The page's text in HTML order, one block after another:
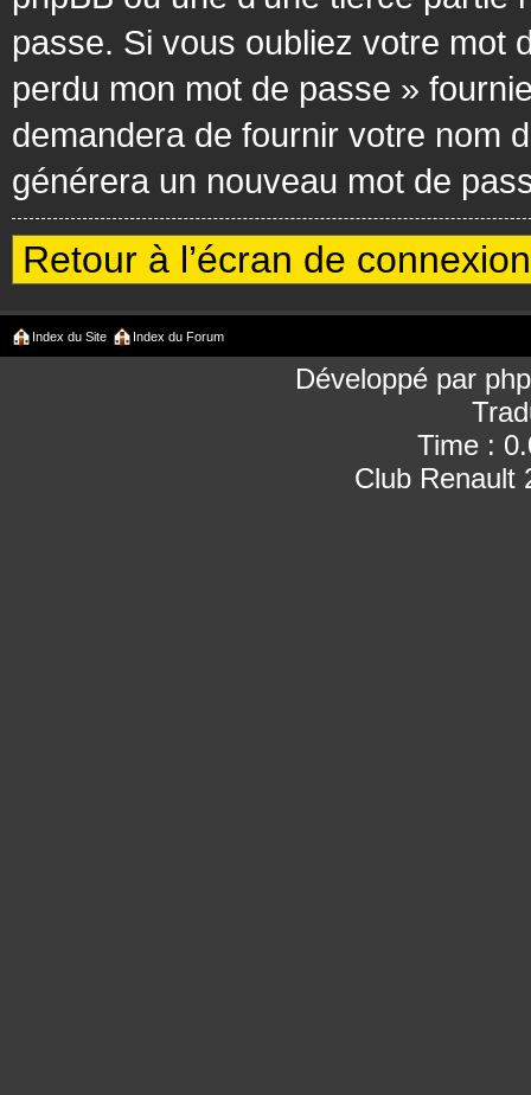
passe. Si vous oubliez votre mot
perdu mon mot de passe »
demandera de fournir votre nom
générera un nouveau mot de
Retour à l’écran de connexion
Index du Site Index du Forum
Développé par
Time :
Club Renault